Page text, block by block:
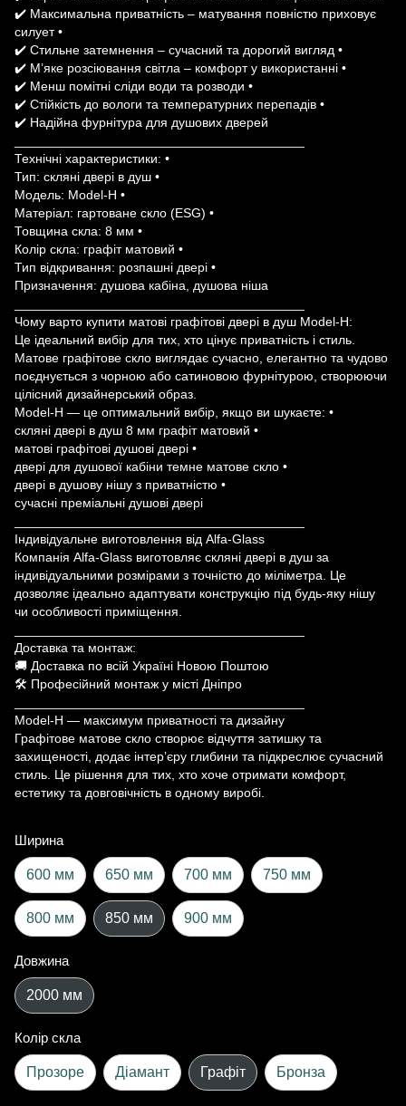
✔️ Максимальна приватність – матування повністю приховує
силует •
✔️ Стильне затемнення – сучасний та дорогий вигляд •
✔️ М’яке розсіювання світла – комфорт у використанні •
✔️ Менш помітні сліди води та розводи •
✔️ Стійкість до вологи та температурних перепадів •
✔️ Надійна фурнітура для душових дверей
Технічні характеристики: •
Тип: скляні двері в душ •
Модель: Model-H •
Матеріал: гартоване скло (ESG) •
Товщина скла: 8 мм •
Колір скла: графіт матовий •
Тип відкривання: розпашні двері •
Призначення: душова кабіна, душова ніша
Чому варто купити матові графітові двері в душ Model-H:
Це ідеальний вибір для тих, хто цінує приватність і стиль.
Матове графітове скло виглядає сучасно, елегантно та чудово
поєднується з чорною або сатиновою фурнітурою, створюючи
цілісний дизайнерський образ.
Model-H — це оптимальний вибір, якщо ви шукаєте: •
скляні двері в душ 8 мм графіт матовий •
матові графітові душові двері •
двері для душової кабіни темне матове скло •
двері в душову нішу з приватністю •
сучасні преміальні душові двері
Індивідуальне виготовлення від Alfa-Glass
Компанія Alfa-Glass виготовляє скляні двері в душ за
індивідуальними розмірами з точністю до міліметра. Це
дозволяє ідеально адаптувати конструкцію під будь-яку нішу
чи особливості приміщення.
Доставка та монтаж:
🚚 Доставка по всій Україні Новою Поштою
🛠 Професійний монтаж у місті Дніпро
Model-H — максимум приватності та дизайну
Графітове матове скло створює відчуття затишку та
захищеності, додає інтер’єру глибини та підкреслює сучасний
стиль. Це рішення для тих, хто хоче отримати комфорт,
естетику та довговічність в одному виробі.
Ширина
600 мм 650 мм 700 мм 750 мм
800 мм 850 мм 900 мм
Довжина
2000 мм
Колір скла
Прозоре Діамант Графіт Бронза